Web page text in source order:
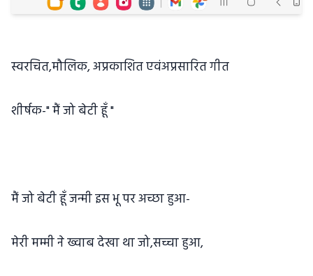
स्वरचित,मौलिक, अप्रकाशित एवंअप्रसारित गीत
शीर्षक-" मैं जो बेटी हूँ "
मैं जो बेटी हूँ जन्मी इस भू पर अच्छा हुआ-
मेरी मम्मी ने ख्वाब देखा था जो,सच्चा हुआ,